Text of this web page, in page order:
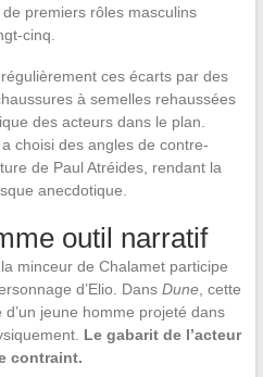
premiers rôles masculins
cinq.
ces écarts par des
à semelles rehaussées
des acteurs dans le plan.
choisi des angles de contre-
de Paul Atréides, rendant la
anecdotique.
outil narratif
minceur de Chalamet participe
d’Elio. Dans Dune, cette
jeune homme projeté dans
Le gabarit de l’acteur
contraint.